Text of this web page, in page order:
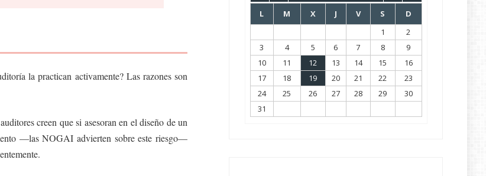
la practican activamente? Las razones son
creen que si asesoran en el diseño de un
—las NOGAI advierten sobre este riesgo—
L M X J V S
D
1
2
3
4 5 6 7 8
9
10
11 12 13 14 15
16
17
18 19 20 21 22
23
24
25 26 27 28 29
30
31